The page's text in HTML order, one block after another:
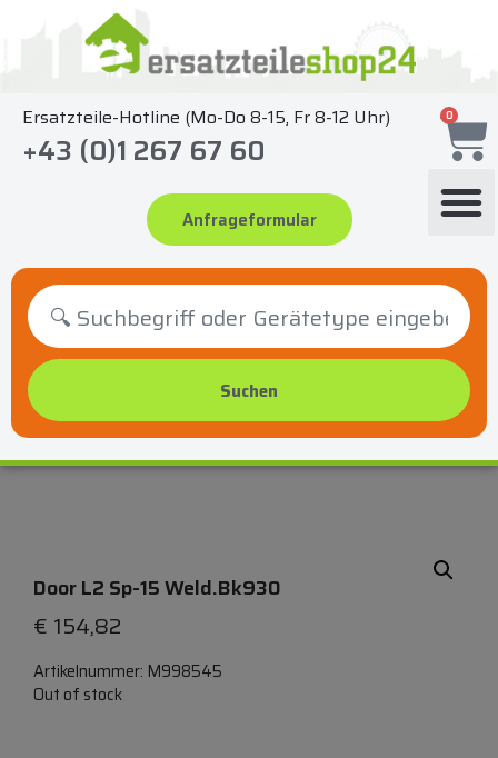
springen
Ersatzteile-Hotline (Mo-Do 8-15, Fr 8-12 Uhr)
+43 (0)1 267 67 60
Anfrageformular
0
Door L2 Sp-15 Weld.bk930
€ 154,82
Artikelnummer: M998545
Out of stock